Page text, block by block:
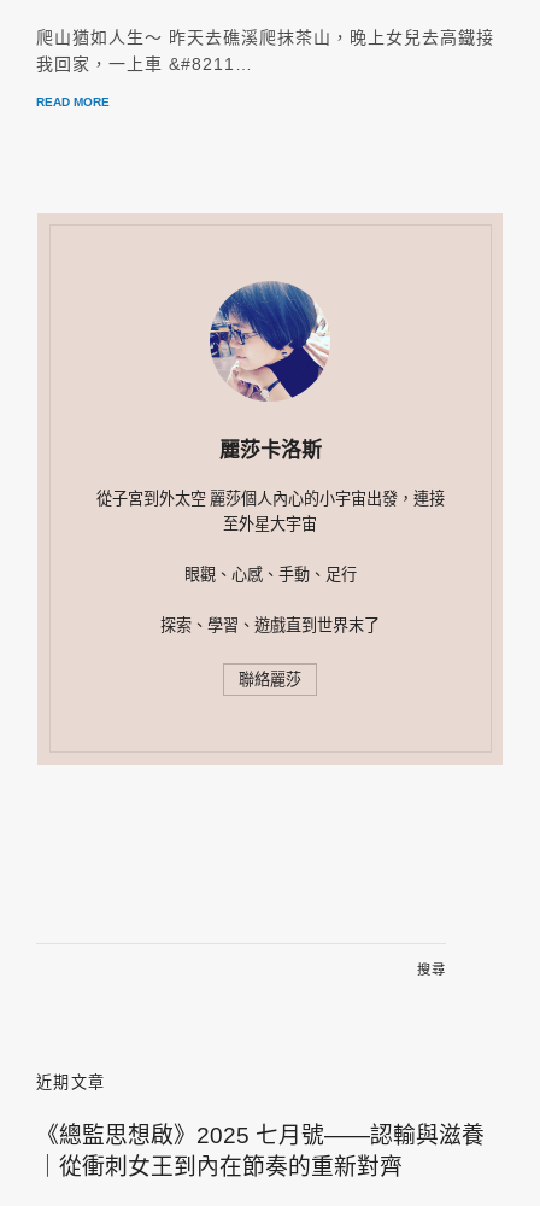
爬山猶如人生～ 昨天去礁溪爬抹茶山，晚上女兒去高鐵接
我回家，一上車 &#8211…
READ MORE
麗莎卡洛斯
從子宮到外太空 麗莎個人內心的小宇宙出發，連接
至外星大宇宙
眼觀、心感、手動、足行
探索、學習、遊戲直到世界末了
聯絡麗莎
近期文章
《總監思想啟》2025 七月號——認輸與滋養
｜從衝刺女王到內在節奏的重新對齊